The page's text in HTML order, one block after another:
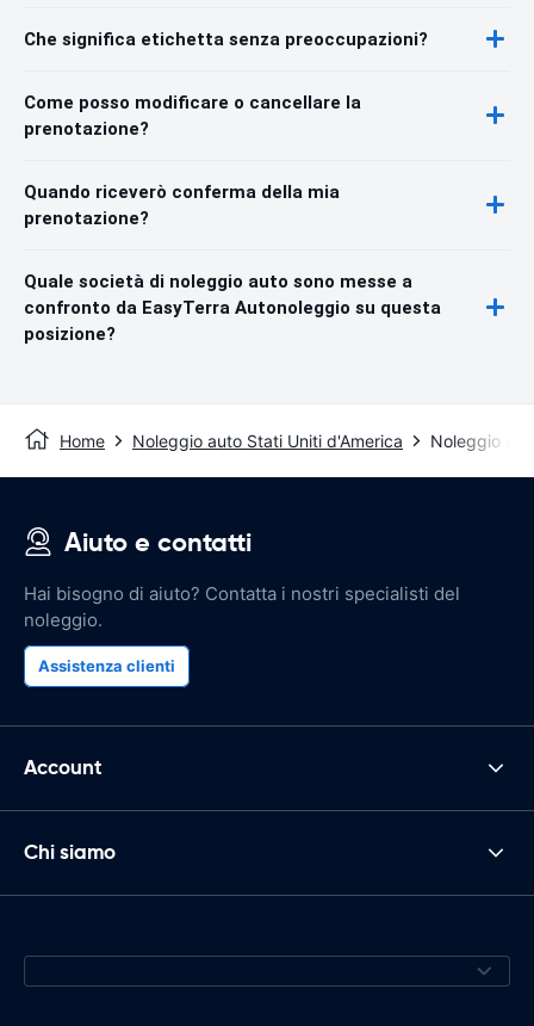
Che significa etichetta senza preoccupazioni?
Come posso modificare o cancellare la
prenotazione?
Quando riceverò conferma della mia
prenotazione?
Quale società di noleggio auto sono messe a
confronto da EasyTerra Autonoleggio su questa
posizione?
Home Noleggio auto Stati Uniti d'America Noleggio
Aiuto e contatti
Hai bisogno di aiuto? Contatta i nostri specialisti del
noleggio.
Assistenza clienti
Account
Chi siamo